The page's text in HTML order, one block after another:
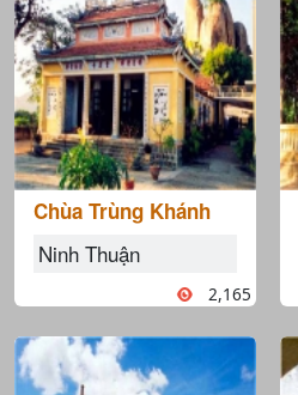
Chùa Trùng Khánh
Ninh Thuận
2,165